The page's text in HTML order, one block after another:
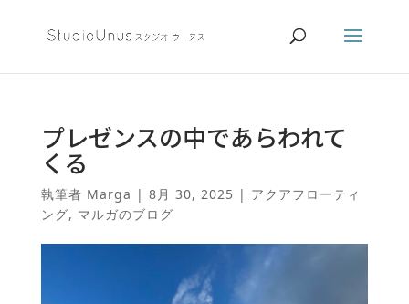
プレゼンスの中であらわれて
くる
執筆者 Marga | 8月 30, 2025 | アクアフローティ
ング, マルガのブログ